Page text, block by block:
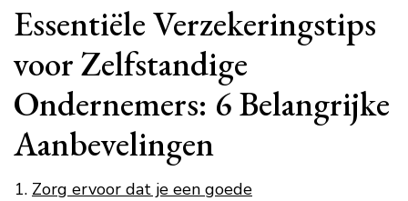
Essentiële Verzekeringstips
voor Zelfstandige
Ondernemers: 6 Belangrijke
Aanbevelingen
Zorg ervoor dat je een goede